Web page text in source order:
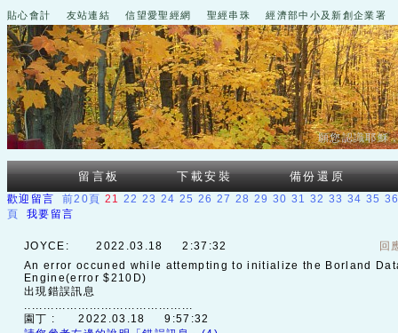
貼心會計 友站連結 信望愛聖經網 聖經串珠 經濟部中小及新創企業署
願您認識耶穌
留言板 下載安裝 備份還原
歡迎留言 前20頁 21 22 23 24 25 26 27 28 29 30 31 32 33 34 35
頁
我要留言
JOYCE:2022.03.18 2:37:32
回
An error occuned while attempting to initialize the Borland
Engine(error $210D)
出現錯誤訊息
............................................
園丁 :2022.03.18 9:57:32